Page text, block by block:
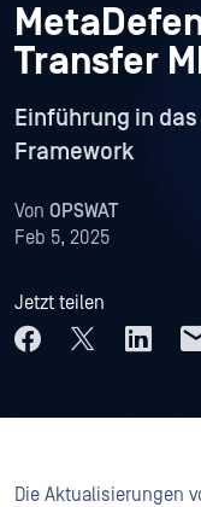
Transfer
Einführung in
Framework
Von OPSWAT
Feb 5, 2025
Jetzt teilen
Die Aktualisierungen